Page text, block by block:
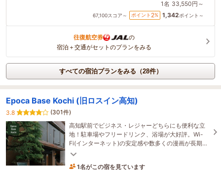
1名 33,550円～
67,100スコア～ ポイント 2% 1,342ポイント～
往復航空券
の
宿泊＋交通がセットのプランをみる
すべての宿泊プランをみる（28件）
Epoca Base Kochi (旧ロスイン高知)
3.8
(301件)
高知駅前でビジネス・レジャーどちらにも便利な立
地！駐車場やフリードリンク、浴場が大好評。Wi-
Fi(インターネット)の安定感や数多くの漫画が長期宿
泊のお客様に喜ばれています。
1名がこの宿を見ています